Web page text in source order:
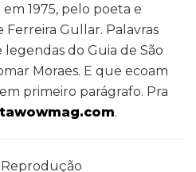
1975, pelo poeta e
Gullar. Palavras
do Guia de São
Moraes. E que ecoam
primeiro parágrafo. Pra
.